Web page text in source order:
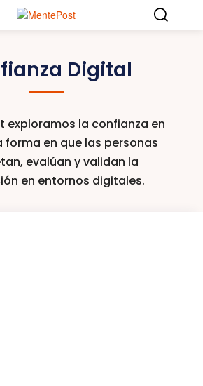
Digital
exploramos la confianza en
forma en que las personas
evalúan y validan la
en entornos digitales.